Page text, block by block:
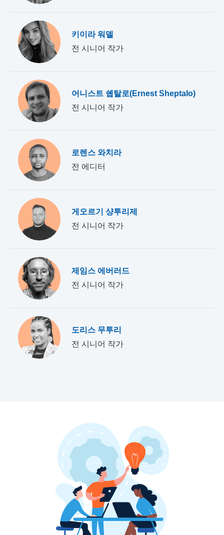
키이라 워델
전 시니어 작가
어니스트 쉡탈로(Ernest Sheptalo)
전 시니어 작가
로렌스 와치라
전 에디터
게오르기 샹투리제
전 시니어 작가
제임스 에버러드
전 시니어 작가
도리스 무투리
전 시니어 작가